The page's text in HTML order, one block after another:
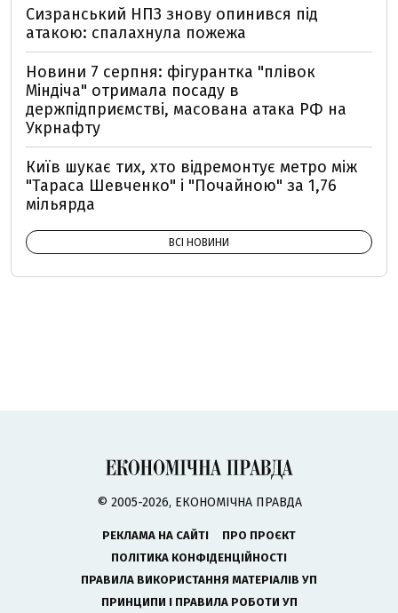
Сизранський НПЗ знову опинився під
атакою: спалахнула пожежа
Новини 7 серпня: фігурантка "плівок
Міндіча" отримала посаду в
держпідприємстві, масована атака РФ на
Укрнафту
Київ шукає тих, хто відремонтує метро між
"Тараса Шевченко" і "Почайною" за 1,76
мільярда
ВСІ НОВИНИ
© 2005-2026, ЕКОНОМІЧНА ПРАВДА
РЕКЛАМА НА САЙТІ
ПРО ПРОЄКТ
ПОЛІТИКА КОНФІДЕНЦІЙНОСТІ
ПРАВИЛА ВИКОРИСТАННЯ МАТЕРІАЛІВ УП
ПРИНЦИПИ І ПРАВИЛА РОБОТИ УП